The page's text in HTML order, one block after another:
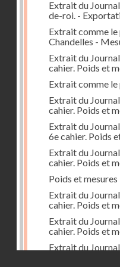
Extrait du
de-roi. -
Extrait comme
Chandelles -
Extrait du
cahier. Poids et
Extrait comme le
Extrait du
cahier. Poids et
Extrait du
6e cahier. Poids
Extrait du
cahier. Poids et
Poids et mesures
Extrait du
cahier. Poids et
Extrait du
cahier. Poids et
Extrait du